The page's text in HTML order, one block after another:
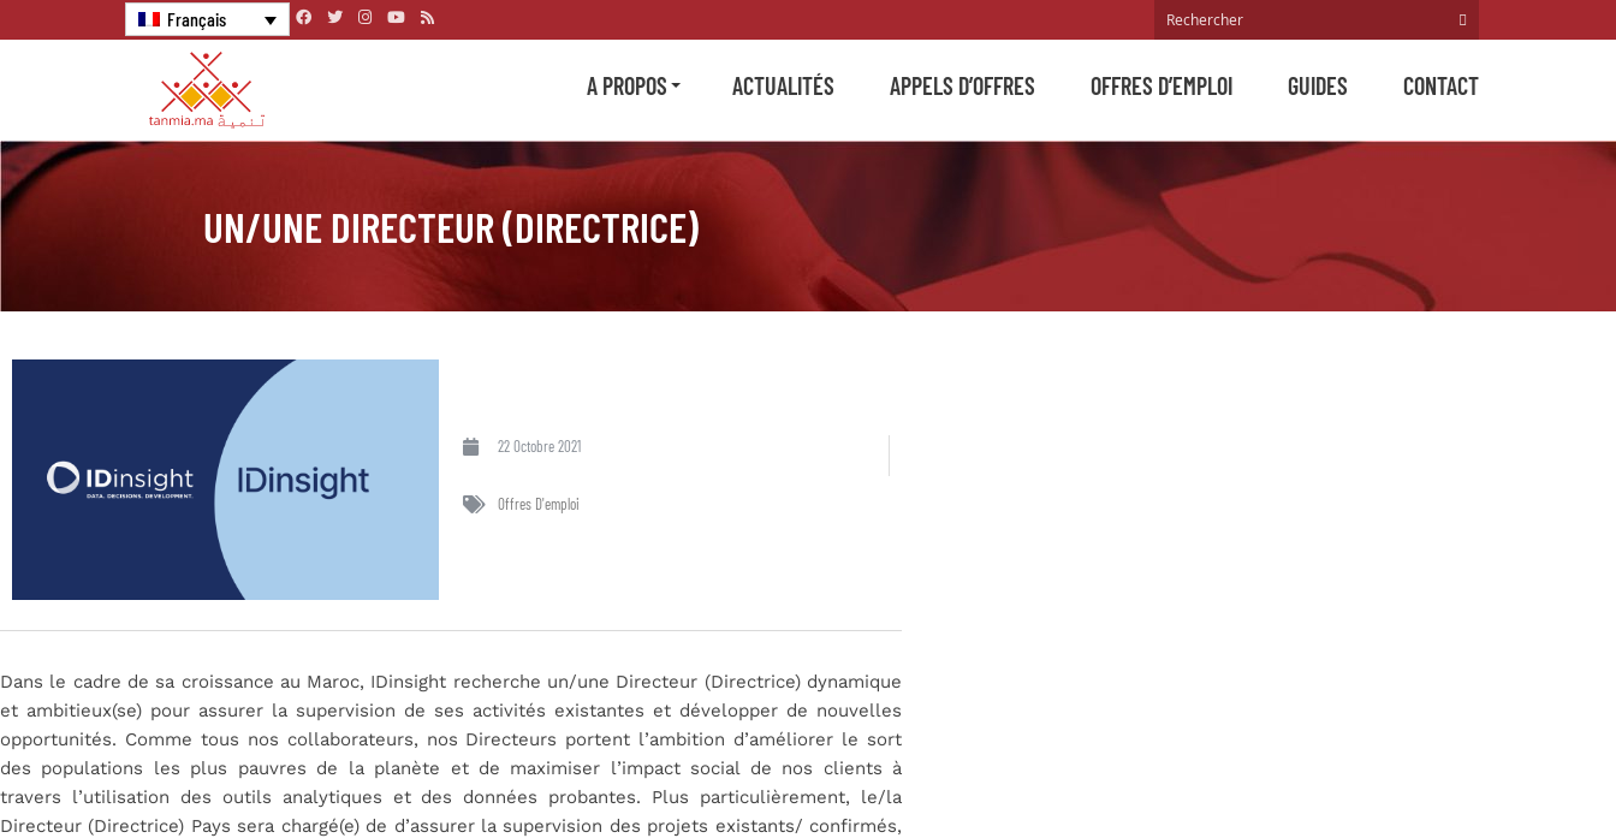
Français
A PROPOS ACTUALITÉS APPELS D’OFFRES OFFRES D’EMPLOI GUIDES CONTACT
UN/UNE DIRECTEUR (DIRECTRICE)
22 Octobre 2021
Offres D'emploi
Dans le cadre de sa croissance au Maroc, IDinsight recherche un/une Directeur (Directrice) dynamique
et ambitieux(se) pour assurer la supervision de ses activités existantes et développer de nouvelles
opportunités. Comme tous nos collaborateurs, nos Directeurs portent l’ambition d’améliorer le sort
des populations les plus pauvres de la planète et de maximiser l’impact social de nos clients à
travers l’utilisation des outils analytiques et des données probantes. Plus particulièrement, le/la
Directeur (Directrice) Pays sera chargé(e) de d’assurer la supervision des projets existants/ confirmés,